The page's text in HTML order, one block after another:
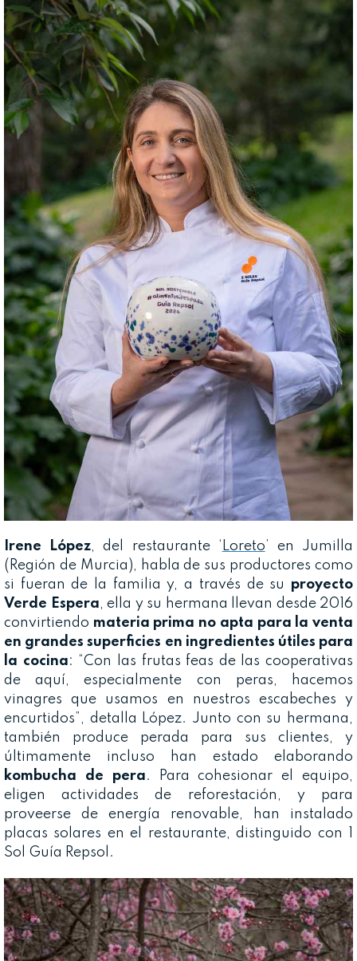
Irene López, del restaurante ‘ Loreto’ en Jumilla
(Región de Murcia), habla de sus productores como
si fueran de la familia y, a través de su proyecto
Verde Espera, ella y su hermana llevan desde 2016
convirtiendo materia prima no apta para la venta
en grandes superficies en ingredientes útiles para
la cocina: “Con las frutas feas de las cooperativas
de aquí, especialmente con peras, hacemos
vinagres que usamos en nuestros escabeches y
encurtidos”, detalla López. Junto con su hermana,
también produce perada para sus clientes, y
últimamente incluso han estado elaborando
kombucha de pera. Para cohesionar el equipo,
eligen actividades de reforestación, y para
proveerse de energía renovable, han instalado
placas solares en el restaurante, distinguido con 1
Sol Guía Repsol.